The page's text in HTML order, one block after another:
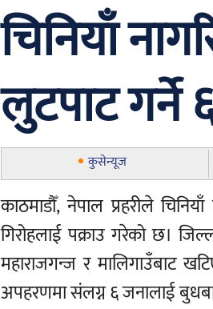
चिनियाँ
लुटपाट गर्ने
कुसेन्यूज
काठमाडौँ, नेपाल प्रहरीले
गिरोहलाई पक्राउ गरेको छ।
महाराजगन्ज र मालिगाउँबाट
अपहरणमा संलग्न ६ जनालाई बुधबार